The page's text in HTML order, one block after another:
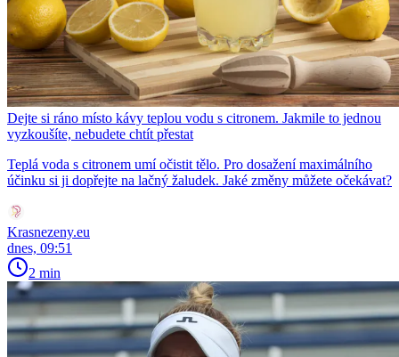
Dejte si ráno místo kávy teplou vodu s citronem. Jakmile to jednou
vyzkoušíte, nebudete chtít přestat
Teplá voda s citronem umí očistit tělo. Pro dosažení maximálního
účinku si ji dopřejte na lačný žaludek. Jaké změny můžete očekávat?
Krasnezeny.eu
dnes, 09:51
2 min